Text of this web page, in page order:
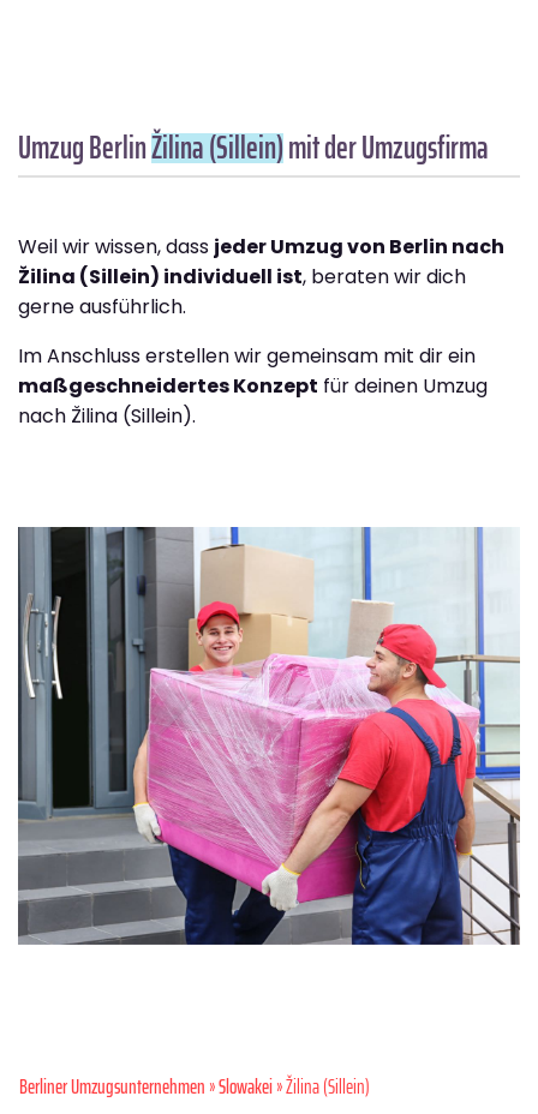
Umzug BerlinŽilina (Sillein)mit der Umzugsfirma
Weil wir wissen, dass jeder Umzug von Berlin nach
Žilina (Sillein) individuell ist, beraten wir dich
gerne ausführlich.
Im Anschluss erstellen wir gemeinsam mit dir ein
maßgeschneidertes Konzept für deinen Umzug
nach Žilina (Sillein).
Berliner Umzugsunternehmen»Slowakei» Žilina (Sillein)